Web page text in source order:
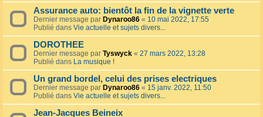
Assurance auto: bientôt la fin de la vignette verte
Dernier message par Dynaroo86 « 10 mai 2022, 17:55
Publié dans Vie actuelle et sujets divers...
DOROTHEE
Dernier message par Tyswyck « 27 mars 2022, 13:28
Publié dans La musique !
Un grand bordel, celui des prises electriques
Dernier message par Dynaroo86 « 15 janv. 2022, 11:50
Publié dans Vie actuelle et sujets divers...
Jean-Jacques Beineix